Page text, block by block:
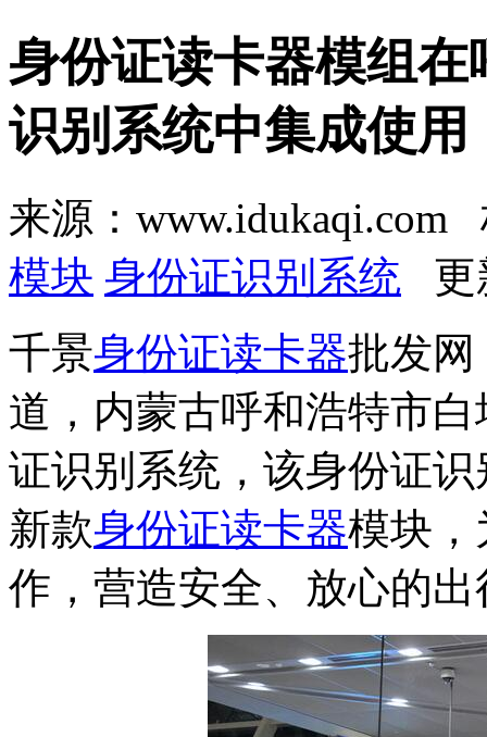
身份证读卡器模组
识别系统中集成使用
来源：www.idukaqi.com
模块 身份证识别系统 更
千景身份证读卡器批发网
道，内蒙古呼和浩特市
证识别系统，该身份证
新款身份证读卡器模块，
作，营造安全、放心的